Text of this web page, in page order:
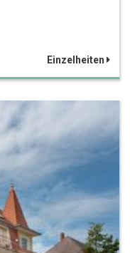
Einzelheiten